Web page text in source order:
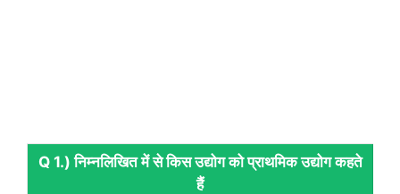
Q 1.) निम्नलिखित में से किस उद्योग को प्राथमिक उद्योग कहते
हैं